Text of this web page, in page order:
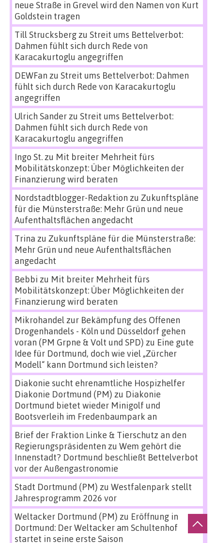
neue Straße in Grevel wird den Namen von Kurt
Goldstein tragen
Till Strucksbergzu Streit ums Bettelverbot:
Dahmen fühlt sich durch Rede von
Karacakurtoglu angegriffen
DEWFan zu Streit ums Bettelverbot: Dahmen
fühlt sich durch Rede von Karacakurtoglu
angegriffen
Ulrich Sanderzu Streit ums Bettelverbot:
Dahmen fühlt sich durch Rede von
Karacakurtoglu angegriffen
Ingo St.zu Mit breiter Mehrheit fürs
Mobilitätskonzept: Über Möglichkeiten der
Finanzierung wird beraten
Nordstadtblogger-Redaktion zu Zukunftspläne
für die Münsterstraße: Mehr Grün und neue
Aufenthaltsflächen angedacht
Trina zu Zukunftspläne für die Münsterstraße:
Mehr Grün und neue Aufenthaltsflächen
angedacht
Bebbi zu Mit breiter Mehrheit fürs
Mobilitätskonzept: Über Möglichkeiten der
Finanzierung wird beraten
Mikrohandel zur Bekämpfung des Offenen
Drogenhandels - Köln und Düsseldorf gehen
voran (PM Grpne & Volt und SPD) zu Eine gute
Idee für Dortmund, doch wie viel „Zürcher
Modell“ kann Dortmund sich leisten?
Diakonie sucht ehrenamtliche Hospizhelfer
Diakonie Dortmund (PM) zu Diakonie
Dortmund bietet wieder Minigolf und
Bootsverleih im Fredenbaumpark an
Brief der Fraktion Linke & Tierschutz an den
Regierungspräsidenten zu Wem gehört die
Innenstadt? Dortmund beschließt Bettelverbot
vor der Außengastronomie
Stadt Dortmund (PM) zu Westfalenpark stellt
Jahresprogramm 2026 vor
Weltacker Dortmund (PM) zu Eröffnung in
Dortmund: Der Weltacker am Schultenhof
startet in seine erste Saison